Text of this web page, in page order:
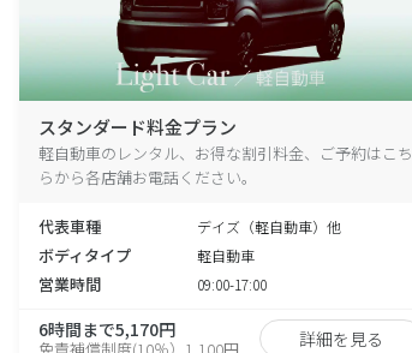
スタンダード料金プラン
軽自動車のレンタル、お得な割引料金、ご予約はこち
らから各店舗お電話ください。
代表車種 デイズ（軽自動車）他
ボディタイプ 軽自動車
営業時間 09:00-17:00
6時間まで5,170円
免責補償制度(10％）1,100円 詳細を見る